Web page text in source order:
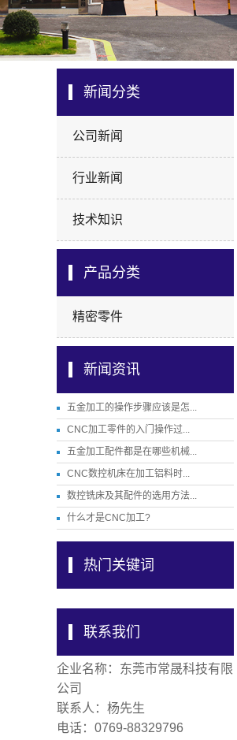
新闻分类
公司新闻
行业新闻
技术知识
产品分类
精密零件
新闻资讯
五金加工的操作步骤应该是怎...
CNC加工零件的入门操作过...
五金加工配件都是在哪些机械...
CNC数控机床在加工铝料时...
数控铣床及其配件的选用方法...
什么才是CNC加工?
热门关键词
联系我们
企业名称：东莞市常晟科技有限
公司
联系人：杨先生
电话：0769-88329796